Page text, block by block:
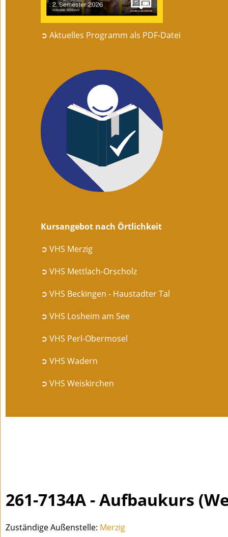
➲ Aktuelles Programm als PDF-Datei
Kursangebot nach Örtlichkeit
➲ VHS Merzig
➲ VHS Mettlach-Orscholz
➲ VHS Beckingen - Haustadter Tal
➲ VHS Losheim am See
➲ VHS Perl-Obermosel
➲ VHS Wadern
➲ VHS Weiskirchen
261-7134A - Aufbaukurs
Zuständige Außenstelle: Merzig